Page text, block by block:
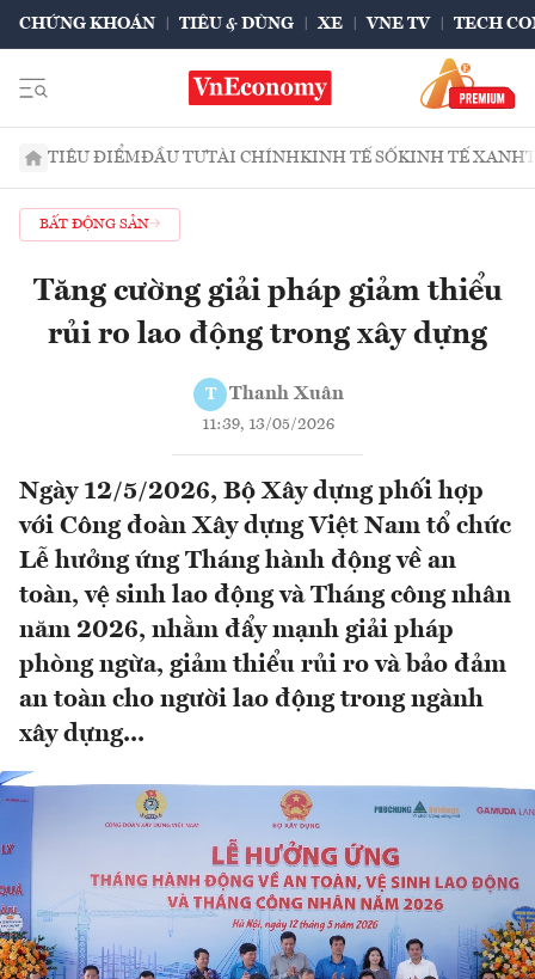
CHỨNG KHOÁN TIÊU & DÙNG XE VNE TV TECH
TIÊU ĐIỂMĐẦU TƯTÀI CHÍNHKINH TẾ SỐKINH TẾ XANH
BẤT ĐỘNG SẢN
Tăng cường giải pháp giảm thiểu
rủi ro lao động trong xây dựng
T Thanh Xuân
11:39, 13/05/2026
Ngày 12/5/2026, Bộ Xây dựng phối hợp
với Công đoàn Xây dựng Việt Nam tổ chức
Lễ hưởng ứng Tháng hành động về an
toàn, vệ sinh lao động và Tháng công nhân
năm 2026, nhằm đẩy mạnh giải pháp
phòng ngừa, giảm thiểu rủi ro và bảo đảm
an toàn cho người lao động trong ngành
xây dựng...